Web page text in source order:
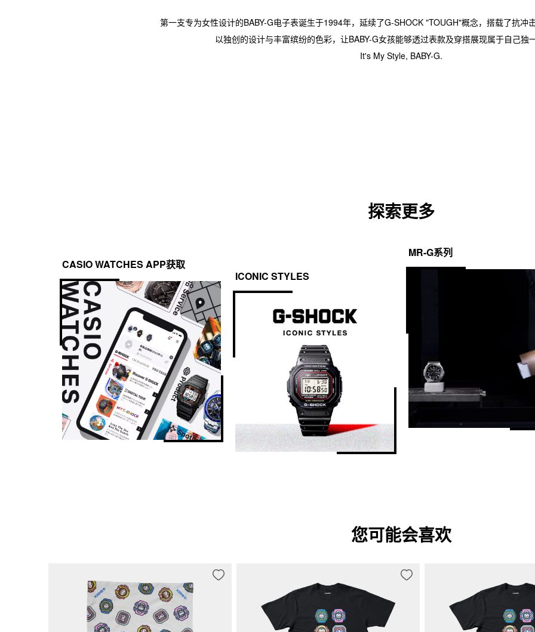
第一支专为女性设计的BABY-G电子表诞生于1994年，延续了G-SHOCK "TOUGH"概念，搭载了抗冲
以独创的设计与丰富缤纷的色彩，让BABY-G女孩能够透过表款及穿搭展现属于自己独
It's My Style, BABY-G.
探索更多
CASIO WATCHES APP获取
ICONIC STYLES
MR-G系列
您可能会喜欢